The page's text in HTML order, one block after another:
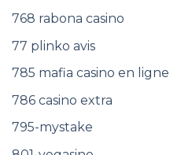
768 rabona casino
77 plinko avis
785 mafia casino en ligne
786 casino extra
795-mystake